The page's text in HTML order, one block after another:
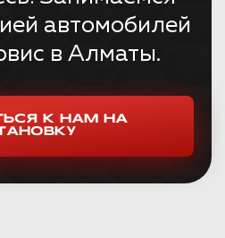
автомобилей
в Алматы.
К НАМ НА